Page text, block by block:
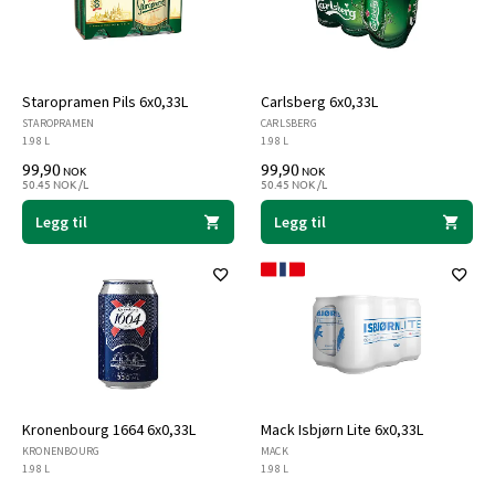
Staropramen Pils 6x0,33L
STAROPRAMEN
1.98 L
99,90NOK
50.45 NOK /L
Legg til
Carlsberg 6x0,33L
CARLSBERG
1.98 L
99,90NOK
50.45 NOK /L
Legg til
Kronenbourg 1664 6x0,33L
KRONENBOURG
1.98 L
Mack Isbjørn Lite 6x0,33L
MACK
1.98 L